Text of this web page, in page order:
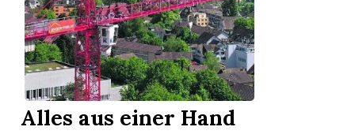
Alles aus einer Hand